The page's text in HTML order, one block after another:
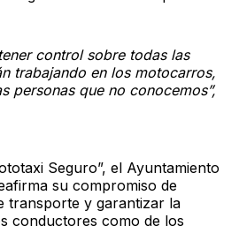
control sobre todas las
trabajando en los motocarros,
personas que no conocemos”,
Seguro”, el Ayuntamiento
su compromiso de
transporte y garantizar la
conductores como de los